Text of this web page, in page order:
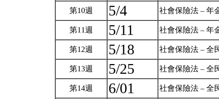
第10週 5/4 社會保險法 – 年
第11週 5/11 社會保險法 – 年
第12週 5/18 社會保險法 – 全
第13週 5/25 社會保險法 – 全
第14週 6/01 社會保險法 – 全